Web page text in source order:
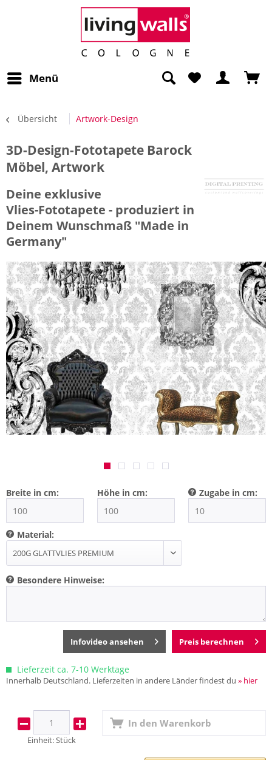
Menü
Übersicht Artwork-Design
3D-Design-Fototapete Barock
Möbel, Artwork
Deine exklusive
Vlies-Fototapete - produziert in
Deinem Wunschmaß "Made in
Germany"
Breite in cm: Höhe in cm: Zugabe in cm:
Material:
Besondere Hinweise:
Preis berechnen
Infovideo ansehen
Lieferzeit ca. 7-10 Werktage
Innerhalb Deutschland. Lieferzeiten in andere Länder findest du » hier
Einheit:Stück
In den Warenkorb